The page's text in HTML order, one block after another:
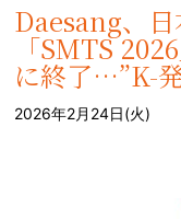
Daesang、
「SMTS
に終了…”K-
2026年2月24日(火)